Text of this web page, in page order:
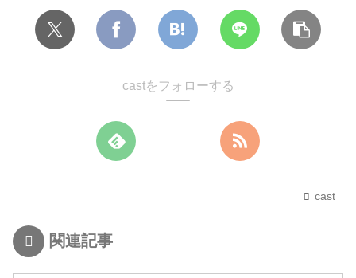
castをフォローする
cast
関連記事